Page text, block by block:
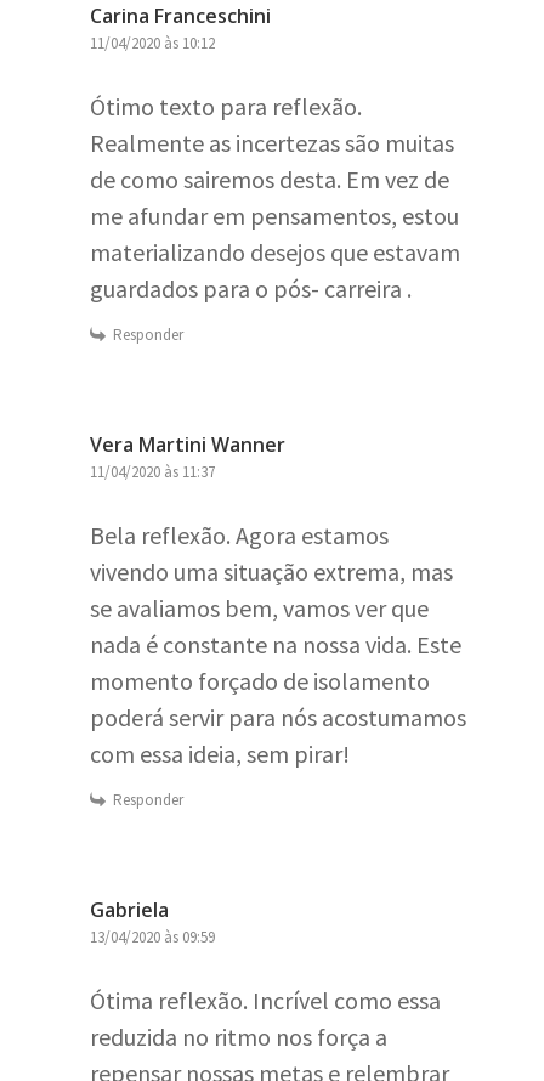
Carina Franceschini
11/04/2020 às 10:12
Ótimo texto para reflexão.
Realmente as incertezas são muitas
de como sairemos desta. Em vez de
me afundar em pensamentos, estou
materializando desejos que estavam
guardados para o pós- carreira .
Responder
Vera Martini Wanner
11/04/2020 às 11:37
Bela reflexão. Agora estamos
vivendo uma situação extrema, mas
se avaliamos bem, vamos ver que
nada é constante na nossa vida. Este
momento forçado de isolamento
poderá servir para nós acostumamos
com essa ideia, sem pirar!
Responder
Gabriela
13/04/2020 às 09:59
Ótima reflexão. Incrível como essa
reduzida no ritmo nos força a
repensar nossas metas e relembrar